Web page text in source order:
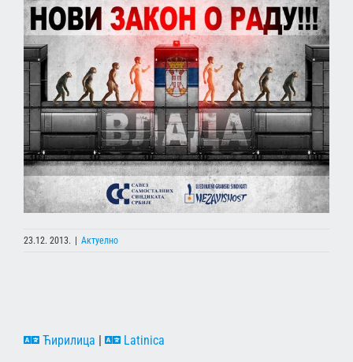
23.12. 2013. Актуелно
Ћирилица | Latinica